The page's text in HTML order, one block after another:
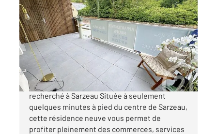
SARZEAU 56
115,66 m2, 4 pièces
Ref : 13535
Appartement F4 à vendre
632 000 €
Devenez propriétaire dans un cadre de vie
recherché à Sarzeau Située à seulement
quelques minutes à pied du centre de Sarzeau,
cette résidence neuve vous permet de
profiter pleinement des commerces, services